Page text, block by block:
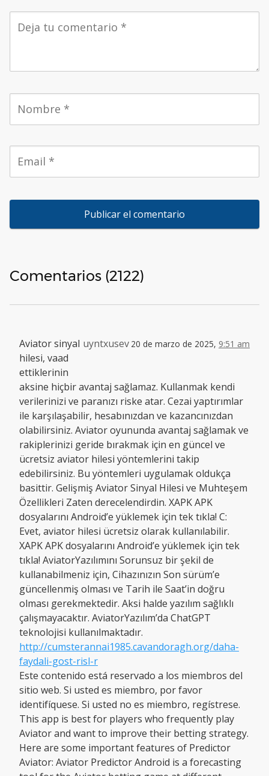
Comentarios (2122)
uyntxusev 20 de marzo de 2025, 9:51 am
Aviator sinyal
hilesi, vaad
ettiklerinin
aksine hiçbir avantaj sağlamaz. Kullanmak kendi
verilerinizi ve paranızı riske atar. Cezai yaptırımlar
ile karşılaşabilir, hesabınızdan ve kazancınızdan
olabilirsiniz. Aviator oyununda avantaj sağlamak ve
rakiplerinizi geride bırakmak için en güncel ve
ücretsiz aviator hilesi yöntemlerini takip
edebilirsiniz. Bu yöntemleri uygulamak oldukça
basittir. Gelişmiş Aviator Sinyal Hilesi ve Muhteşem
Özellikleri Zaten derecelendirdin. XAPK APK
dosyalarını Android’e yüklemek için tek tıkla! C:
Evet, aviator hilesi ücretsiz olarak kullanılabilir.
XAPK APK dosyalarını Android’e yüklemek için tek
tıkla! AviatorYazılımını Sorunsuz bir şekil de
kullanabilmeniz için, Cihazınızın Son sürüm’e
güncellenmiş olması ve Tarih ile Saat’in doğru
olması gerekmektedir. Aksi halde yazılım sağlıklı
çalışmayacaktır. AviatorYazılım’da ChatGPT
teknolojisi kullanılmaktadır.
http://cumsterannai1985.cavandoragh.org/daha-
faydali-gost-risl-r
Este contenido está reservado a los miembros del
sitio web. Si usted es miembro, por favor
identifíquese. Si usted no es miembro, regístrese.
This app is best for players who frequently play
Aviator and want to improve their betting strategy.
Here are some important features of Predictor
Aviator: Aviator Predictor Android is a forecasting